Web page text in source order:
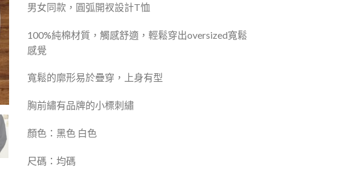
男女同款，圓弧開衩設計T恤
100%純棉材質，觸感舒適，輕鬆穿出oversized寬鬆
感覺
寬鬆的廓形易於疊穿，上身有型
胸前繡有品牌的小標刺繡
顏色：黑色 白色
尺碼：均碼